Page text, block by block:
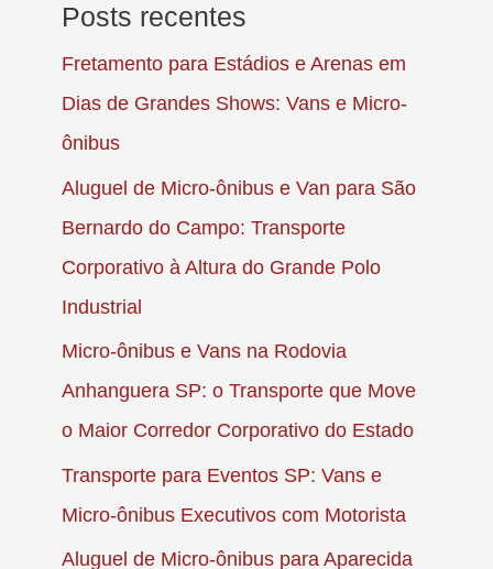
Conforto
Posts recentes
Fretamento para Estádios e Arenas em
Dias de Grandes Shows: Vans e Micro-
ônibus
Aluguel de Micro-ônibus e Van para São
Bernardo do Campo: Transporte
Corporativo à Altura do Grande Polo
Industrial
Micro-ônibus e Vans na Rodovia
Anhanguera SP: o Transporte que Move
o Maior Corredor Corporativo do Estado
Transporte para Eventos SP: Vans e
Micro-ônibus Executivos com Motorista
Aluguel de Micro-ônibus para Aparecida